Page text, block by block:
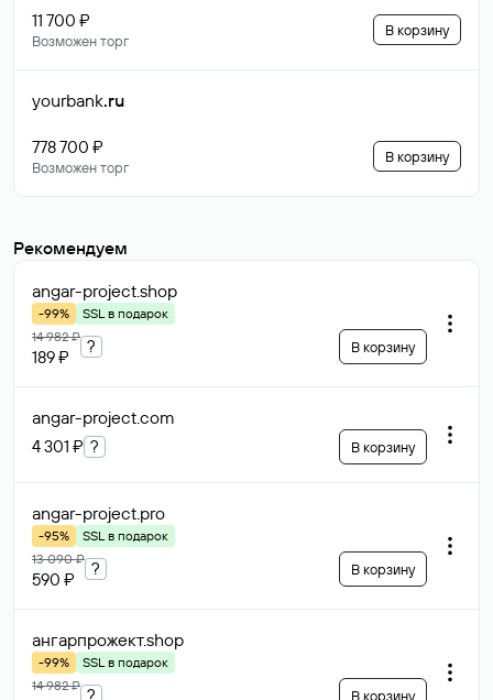
11 700 ₽
Возможен торг
В корзину
yourbank.ru
778 700 ₽
Возможен торг
В корзину
Рекомендуем
angar-project.shop
-99%
SSL в подарок
14 982 ₽
189 ₽
? В корзину
angar-project.com
4 301 ₽ ? В корзину
angar-project.pro
-95%
SSL в подарок
13 090 ₽
590 ₽
? В корзину
ангарпрожект.shop
-99%
SSL в подарок
14 982 ₽ ? В корзину